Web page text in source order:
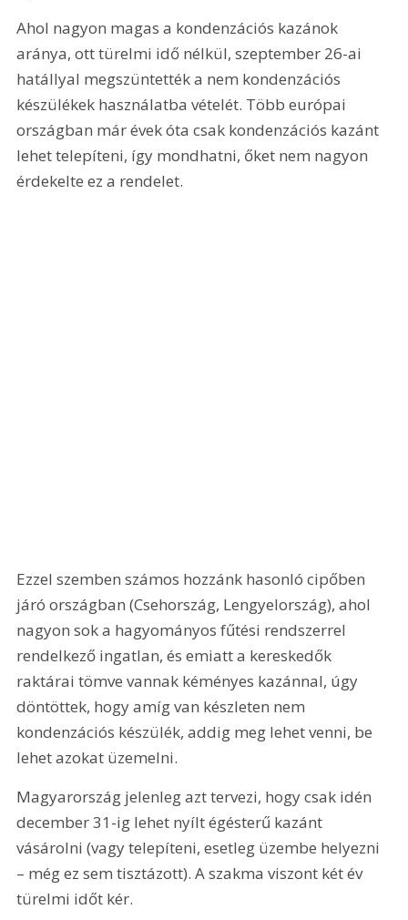
Ahol nagyon magas a kondenzációs kazánok
aránya, ott türelmi idő nélkül, szeptember 26-ai
hatállyal megszüntették a nem kondenzációs
készülékek használatba vételét. Több európai
országban már évek óta csak kondenzációs kazánt
lehet telepíteni, így mondhatni, őket nem nagyon
érdekelte ez a rendelet.
Ezzel szemben számos hozzánk hasonló cipőben
járó országban (Csehország, Lengyelország), ahol
nagyon sok a hagyományos fűtési rendszerrel
rendelkező ingatlan, és emiatt a kereskedők
raktárai tömve vannak kéményes kazánnal, úgy
döntöttek, hogy amíg van készleten nem
kondenzációs készülék, addig meg lehet venni, be
lehet azokat üzemelni.
Magyarország jelenleg azt tervezi, hogy csak idén
december 31-ig lehet nyílt égésterű kazánt
vásárolni (vagy telepíteni, esetleg üzembe helyezni
– még ez sem tisztázott). A szakma viszont két év
türelmi időt kér.